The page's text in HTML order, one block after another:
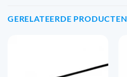
GERELATEERDE PRODUCTEN